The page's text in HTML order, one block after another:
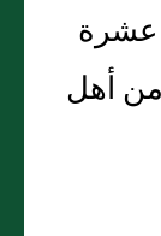
عشرة
أهل